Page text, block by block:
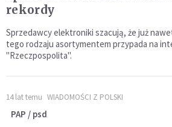
rekordy
Sprzedawcy elektroniki szacują, że już
tego rodzaju asortymentem przypada na
"Rzeczpospolita".
14 lat temu WIADOMOŚCI Z POLSKI
PAP / psd